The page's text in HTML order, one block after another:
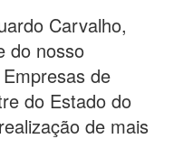
Carvalho,
do nosso
de
do Estado do
de mais